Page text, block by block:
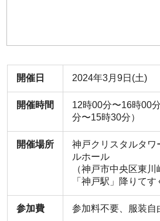
開催日 2024年3月9日(土)
開催時間
12時00分〜16時00
分〜15時30分）
開催場所
神戸クリスタルタワ
ルホール
（神戸市中央区東川
「神戸駅」降りてす
参加費 参加料不要、服装自